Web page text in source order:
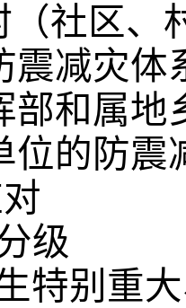
（社区、
震减灾体
部和属地
位的防
级
生特别重